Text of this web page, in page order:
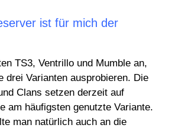
ist für mich der
TS3, Ventrillo und Mumble an,
drei Varianten ausprobieren. Die
Clans setzen derzeit auf
am häufigsten genutzte Variante.
man natürlich auch an die